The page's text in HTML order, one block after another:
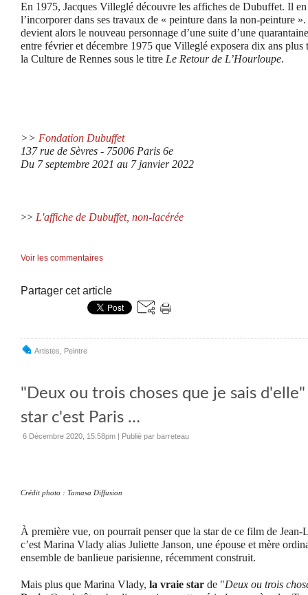
En 1975, Jacques Villeglé découvre les affiches de Dubuffet. Il
l’incorporer dans ses travaux de « peinture dans la non-peinture
devient alors le nouveau personnage d’une suite d’une
entre février et décembre 1975 que Villeglé exposera dix ans
la Culture de Rennes sous le titre Le Retour de L’Hourloupe.
>> Fondation Dubuffet
137 rue de Sèvres - 75006 Paris 6e
Du 7 septembre 2021 au 7 janvier 2022
>> L'affiche de Dubuffet, non-lacérée
Voir les commentaires
Partager cet article
Artistes Peintre
"Deux ou trois choses que je sais
star c'est Paris …
6 Décembre 2020, 15:58pm Publié par barreteau
Crédit photo : Tamasa Diffusion
À première vue, on pourrait penser que la star de ce film de
c’est Marina Vlady alias Juliette Janson, une épouse et mère
ensemble de banlieue parisienne, récemment construit.
Mais plus que Marina Vlady, la vraie star de "Deux ou trois